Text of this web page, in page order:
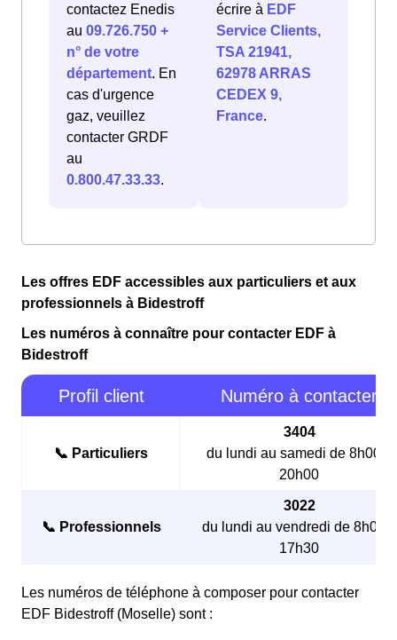
contactez Enedis
au 09.726.750 +
n° de votre
département. En
cas d'urgence
gaz, veuillez
contacter GRDF
au
0.800.47.33.33.
écrire à EDF
Service Clients,
TSA 21941,
62978 ARRAS
CEDEX 9,
France.
Les offres EDF accessibles aux particuliers et aux
professionnels à Bidestroff
Les numéros à connaître pour contacter EDF à
Bidestroff
Profil client Numéro à contacter
📞 Particuliers
3404
du lundi au samedi de 8h00 à
20h00
📞 Professionnels
3022
du lundi au vendredi de 8h00 à
17h30
Les numéros de téléphone à composer pour contacter
EDF Bidestroff (Moselle) sont :